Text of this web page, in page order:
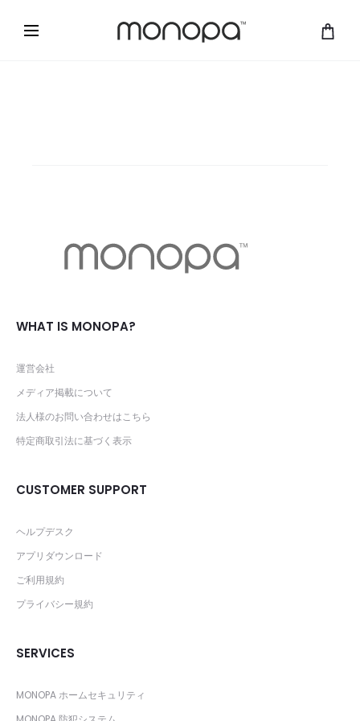
WHAT IS MONOPA?
運営会社
メディア掲載について
法人様のお問い合わせはこちら
特定商取引法に基づく表示
CUSTOMER SUPPORT
ヘルプデスク
アプリダウンロード
ご利用規約
プライバシー規約
SERVICES
MONOPA ホームセキュリティ